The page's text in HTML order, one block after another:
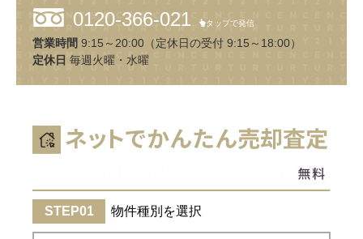
0120-366-021 タップで発信
営業時間 9:15～20:00（定休日の受付 9:15～18:00）
定休日 毎週火曜・水曜
物件種別を選択